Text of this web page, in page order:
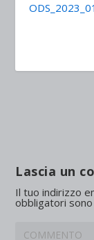
Lascia un
Il tuo indirizzo
obbligatori